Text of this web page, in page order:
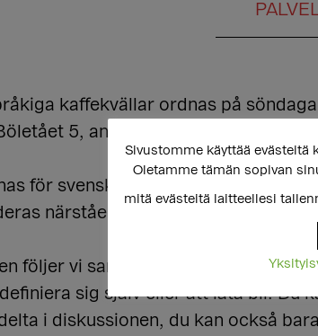
kaffekvällar ordnas på
5, andra våningen).
för svenskspråkiga
närstående. Kaffekvällar
följer vi samma regler som i de
sig själv eller att låta bli. Du
i diskussionen, du kan också
Sivustomme käyttää evästeitä
Oletamme tämän sopivan
mitä evästeitä laitteellesi